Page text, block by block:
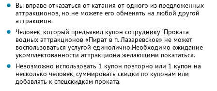
Вы вправе отказаться от катания от одного из предложенных
аттракционов, но не можете его обменять на любой другой
аттракцион.
Человек, который предъявил купон сотруднику "Проката
водных аттракционов «Пират в п. Лазаревское» не может
воспользоваться услугой единолично.Необходимо ожидание
укомплектованности аттракциона желающими покататься.
Невозможно использовать 1 купон повторно или 1 купон на
несколько человек, суммировать скидки по купонам или
добавлять к спецскидкам проката.